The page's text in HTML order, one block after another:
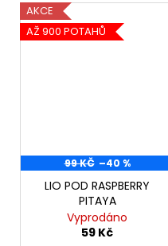
AKCE
AŽ 900 POTAHŮ
99 KČ –40 %
LIO POD RASPBERRY
PITAYA
Vyprodáno
59 Kč